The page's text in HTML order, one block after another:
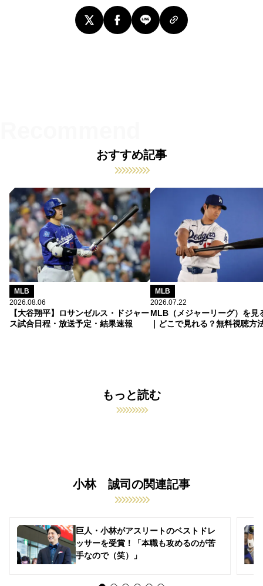
おすすめ記事
MLB
2026.08.06
【大谷翔平】ロサンゼルス・ドジャー
ス試合日程・放送予定・結果速報
MLB
2026.07.22
MLB（メジャーリーグ）を見
｜どこで見れる？無料視聴方
もっと読む
小林 誠司の関連記事
巨人・小林がアスリートのベストドレ
ッサーを受賞！「本職も攻めるのが苦
手なので（笑）」